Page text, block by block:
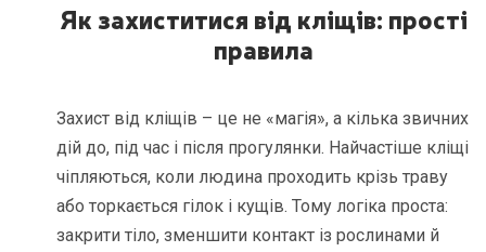
Як захиститися від кліщів: прості
правила
Захист від кліщів – це не «магія», а кілька звичних
дій до, під час і після прогулянки. Найчастіше кліщі
чіпляються, коли людина проходить крізь траву
або торкається гілок і кущів. Тому логіка проста:
закрити тіло, зменшити контакт із рослинами й